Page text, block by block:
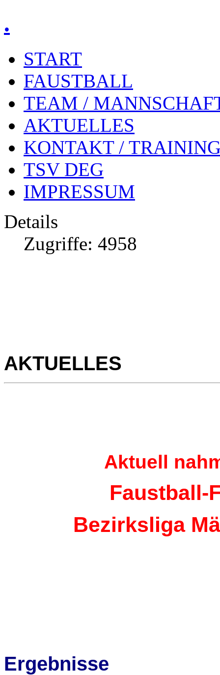
.
START
FAUSTBALL
TEAM /
AKTUELLES
KONTAKT /
TSV DEG
IMPRESSUM
Details
Zugriffe: 4958
AKTUELLES
Aktuell
Faustball-
Bezirksliga
Ergebnisse